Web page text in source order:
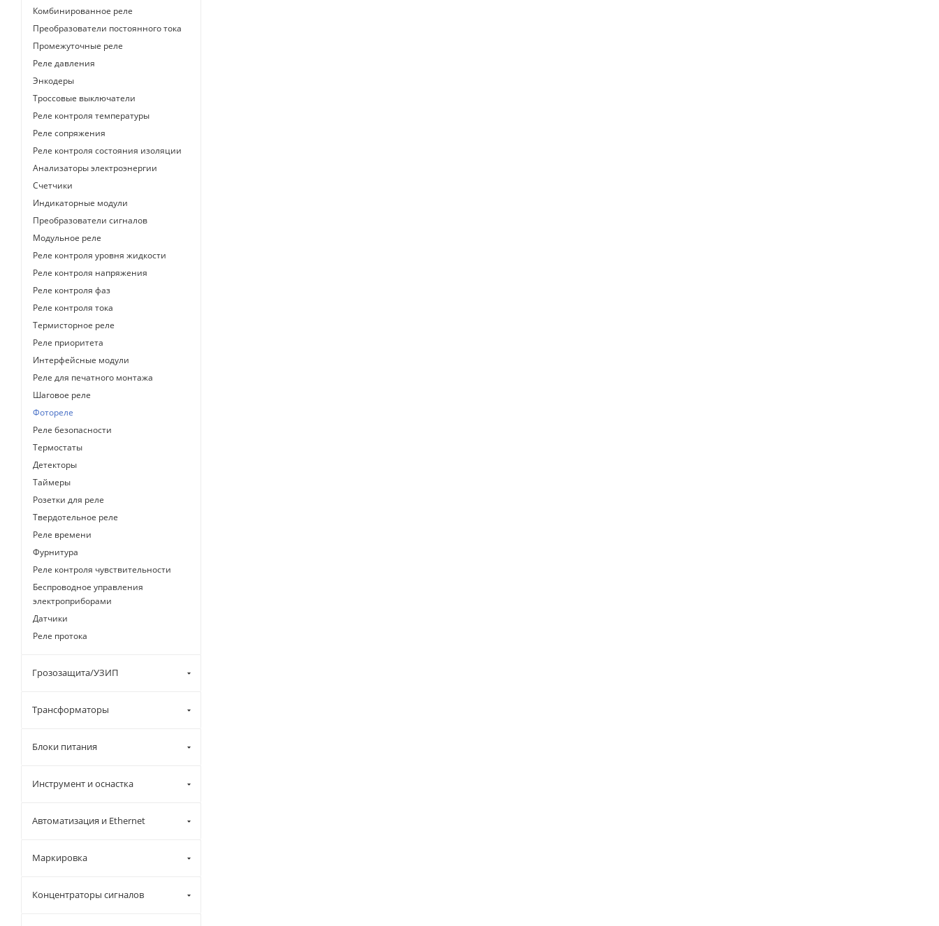
Комбинированное реле
Преобразователи постоянного тока
Промежуточные реле
Реле давления
Энкодеры
Троссовые выключатели
Реле контроля температуры
Реле сопряжения
Реле контроля состояния изоляции
Анализаторы электроэнергии
Счетчики
Индикаторные модули
Преобразователи сигналов
Модульное реле
Реле контроля уровня жидкости
Реле контроля напряжения
Реле контроля фаз
Реле контроля тока
Термисторное реле
Реле приоритета
Интерфейсные модули
Реле для печатного монтажа
Шаговое реле
Фотореле
Реле безопасности
Термостаты
Детекторы
Таймеры
Розетки для реле
Твердотельное реле
Реле времени
Фурнитура
Реле контроля чувствительности
Беспроводное управления
электроприборами
Датчики
Реле протока
Грозозащита/УЗИП
Трансформаторы
Блоки питания
Инструмент и оснастка
Автоматизация и Ethernet
Маркировка
Концентраторы сигналов